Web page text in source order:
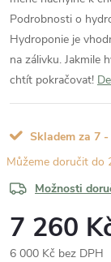
Podrobnosti o
Hydroponie je
na zálivku. Jakmile
chtít pokračovat!
Skladem za 7
Možnosti
7 260
6 000 Kč bez DPH